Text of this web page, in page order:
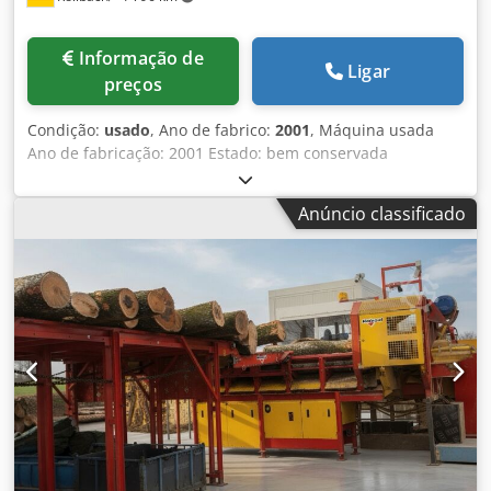
preços
Ligar
Condição: usado, Ano de fabrico: 2001, Máquina usada
Ano de fabricação: 2001 Estado: bem conservada
Equipamento e dados técnicos: Comprimento de corte:
4300 mm Altura de corte: 2200 mm Profundidade de corte:
45 mm Motor: 3 kW Diâmetro da lâmina: 220 mm Dsdpfx
Agszk Nm Es Ssck Com unidade de pré-corte SuperCut
Com grade automática de deslizamento Com batente de
comprimento completo Com batente para tiras
Disponibilidade: imediata Localização: 63934 Röllbach
Anúncio classificado